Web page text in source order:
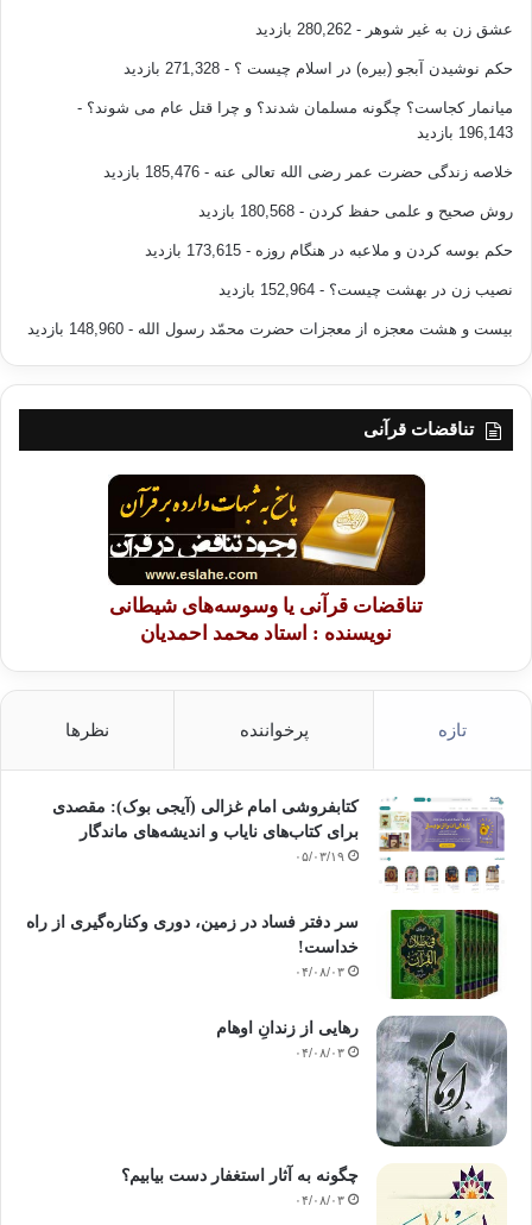
عشق زن به غیر شوهر - 280,262 بازدید
حکم نوشیدن آبجو (بیره) در اسلام چیست ؟ - 271,328 بازدید
میانمار کجاست؟ چگونه مسلمان شدند؟ و چرا قتل عام می شوند؟ -
196,143 بازدید
خلاصه زندگی حضرت عمر رضی الله تعالی عنه - 185,476 بازدید
روش صحیح و علمی حفظ کردن - 180,568 بازدید
حکم بوسه کردن و ملاعبه در هنگام روزه - 173,615 بازدید
نصیب زن در بهشت چیست؟ - 152,964 بازدید
بیست و هشت معجزه از معجزات حضرت محمّد رسول الله - 148,960 بازدید
تناقضات قرآنی
تناقضات قرآنی یا وسوسه‌های شیطانی
نویسنده : استاد محمد احمدیان
تازه پرخواننده نظرها
کتابفروشی امام غزالی (آیجی بوک): مقصدی
برای کتاب‌های نایاب و اندیشه‌های ماندگار
۰۵/۰۳/۱۹
سر دفتر فساد در زمین‌، دوری وکناره‌گیری از راه
خداست‌!
۰۴/۰۸/۰۳
رهایی از زندانِ اوهام
۰۴/۰۸/۰۳
چگونه به آثار استغفار دست بیابیم؟
۰۴/۰۸/۰۳